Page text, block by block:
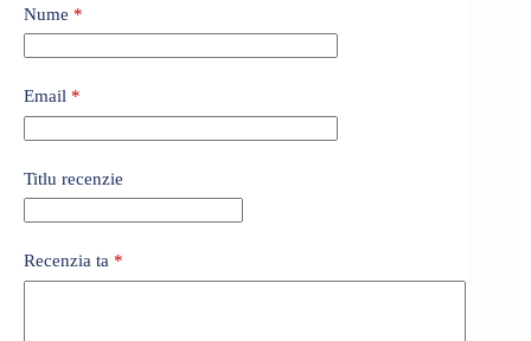
Nume *
Email *
Titlu recenzie
Recenzia ta *